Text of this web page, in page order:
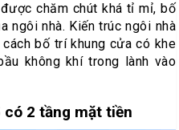
chăm chút khá tỉ mỉ, bố
ngôi nhà. Kiến trúc ngôi nhà
bố trí khung cửa có khe
không khí trong lành vào
có 2 tầng mặt tiền